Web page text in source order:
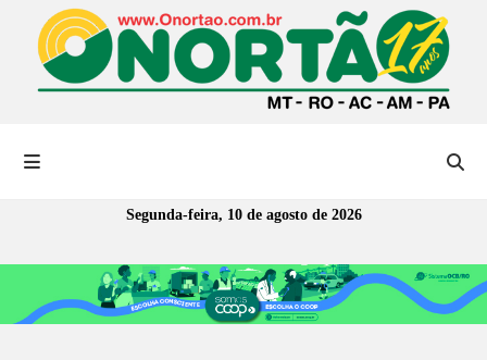
Segunda-feira, 10 de agosto de 2026